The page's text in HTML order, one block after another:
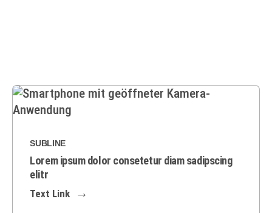
SUBLINE
Lorem ipsum dolor consetetur diam sadipscing
elitr
Text Link